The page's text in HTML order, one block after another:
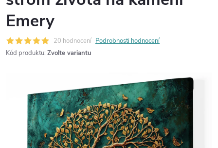
Emery
20 hodnocení Podrobnosti hodnocení
Kód produktu: Zvolte variantu